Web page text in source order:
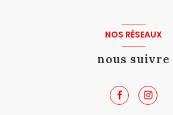
NOS RÉSEAUX
nous suivre